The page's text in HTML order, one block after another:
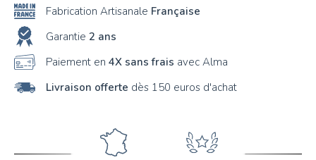
Fabrication Artisanale Française
Garantie 2 ans
Paiement en 4X sans frais avec Alma
Livraison offerte dès 150 euros d'achat